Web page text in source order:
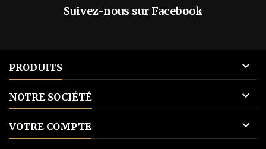
Suivez-nous sur Facebook
PRODUITS 
NOTRE SOCIÉTÉ 
VOTRE COMPTE 